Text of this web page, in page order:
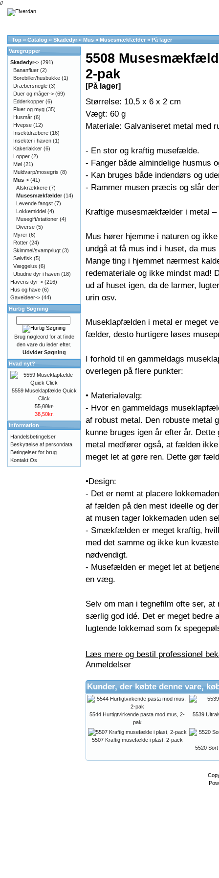
//
Top » Catalog » Skadedyr » Mus » Musesmækfælder» På lager
5508
2-pak
[På lager]
Størrelse: 10,5 x 6 x 2 cm
Vægt: 60 g
Materiale: Galvaniseret metal med
- En stor og kraftig musefælde.
- Fanger både almindelige husmus
- Kan bruges både indendørs og
- Rammer musen præcis og slår
Kraftige musesmækfælder i metal –
Mus hører hjemme i naturen og
undgå at få mus ind i huset, da
Mange ting i hjemmet nærmest
redemateriale og ikke mindst mad!
ud af huset igen, da de larmer,
urin osv.
Museklapfælden i metal er meget
fælder, desto hurtigere løses
I forhold til en gammeldags
overlegen på flere punkter:
• Materialevalg:
- Hvor en gammeldags
af robust metal. Den robuste metal
kunne bruges igen år efter år.
metal medfører også, at fælden
meget let at gøre ren. Dette gør
•Design:
- Det er nemt at placere
af fælden på den mest ideelle og
at musen tager lokkemaden uden
- Smækfælden er meget kraftig,
med det samme og ikke kun
nødvendigt.
- Musefælden er meget let at
en væg.
Selv om man i tegnefilm ofte ser,
særlig god idé. Det er meget bedre
lugtende lokkemad som fx
Læs mere og bestil professionel
Anmeldelser
Kunder, der købte denne vare,
5544 Hurtigtvirkende pasta mod mus, 2-
pak
5539
5507 Kraftig musefælde i plast, 2-pack
5520
Varegrupper
Skadedyr-> (291)
Bananfluer (2)
Borebiller/husbukke (1)
Dræbersnegle (3)
Duer og måger-> (69)
Edderkopper (6)
Fluer og myg (35)
Husmår (6)
Hvepse (12)
Insektdræbere (16)
Insekter i haven (1)
Kakerlakker (6)
Lopper (2)
Møl (21)
Muldvarp/mosegris (8)
Mus-> (41)
Afskrækkere (7)
Musesmækfælder (14)
Levende fangst (7)
Lokkemiddel (4)
Musegift/stationer (4)
Diverse (5)
Myrer (6)
Rotter (24)
Skimmel/svamp/lugt (3)
Sølvfisk (5)
Væggelus (6)
Ubudne dyr i haven (18)
Havens dyr-> (216)
Hus og have (6)
Gaveideer-> (44)
Hurtig Søgning
Brug nøgleord for at finde
den vare du leder efter.
Udvidet Søgning
Hvad nyt?
5559 Museklapfælde Quick
Click
55,00kr.
38,50kr.
Information
Handelsbetingelser
Beskyttelse af persondata
Betingelser for brug
Kontakt Os